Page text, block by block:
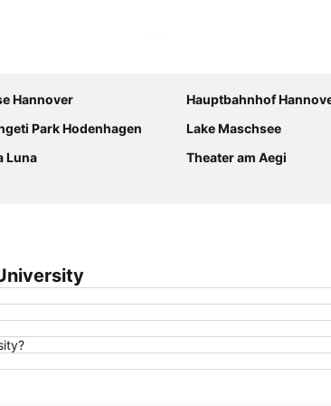
Hannover
Hauptbahnhof
Park Hodenhagen
Lake Maschsee
Luna
Theater am Aegi